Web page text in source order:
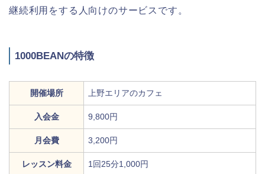
継続利用をする人向けのサービスです。
1000BEANの特徴
開催場所 上野エリアのカフェ
入会金 9,800円
月会費 3,200円
レッスン料金 1回25分1,000円